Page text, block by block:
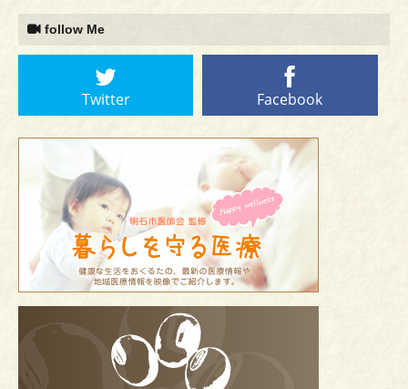
follow Me
Twitter Facebook